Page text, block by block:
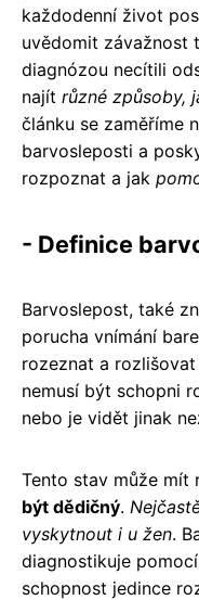
každodenní život
uvědomit závažnost
diagnózou necítili
najít různé způsoby,
článku se zaměříme
barvosleposti a
rozpoznat a jak
- Definice
Barvoslepost, také
porucha vnímání
rozeznat a
nemusí být schopni
nebo je vidět jinak
Tento stav může mít
být dědičný.
vyskytnout i u žen.
diagnostikuje
schopnost jedince